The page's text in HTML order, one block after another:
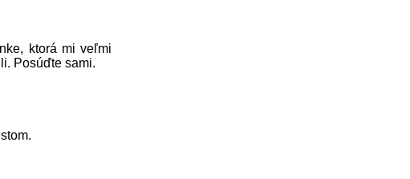
ktorá mi veľmi
Posúďte sami.